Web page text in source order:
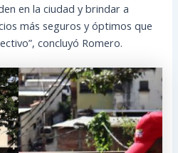
en la ciudad y brindar a
más seguros y óptimos que
concluyó Romero.